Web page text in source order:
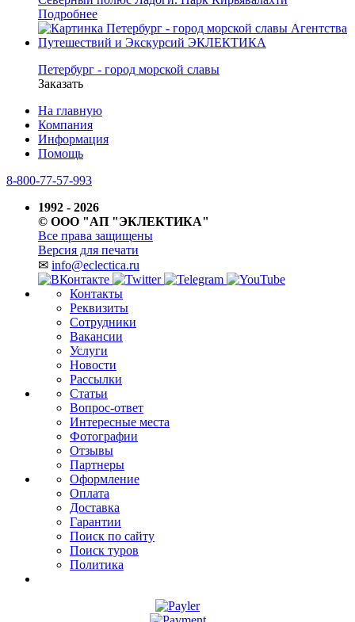
Подробнее
Петербург - город морской славы
Заказать
На главную
Компания
Информация
Помощь
8-800-77-57-993
1992 - 2026
© ООО "АП "ЭКЛЕКТИКА"
Все права защищены
Версия для печати
✉ info@eclectica.ru
Контакты
Реквизиты
Сотрудники
Вакансии
Услуги
Новости
Рассылки
Статьи
Вопрос-ответ
Интересные места
Фотографии
Отзывы
Партнеры
Оформление
Оплата
Доставка
Гарантии
Поиск по сайту
Поиск туров
Политика